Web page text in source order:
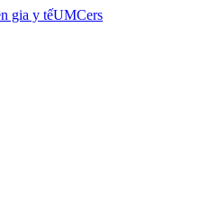
gia y tếUMCers